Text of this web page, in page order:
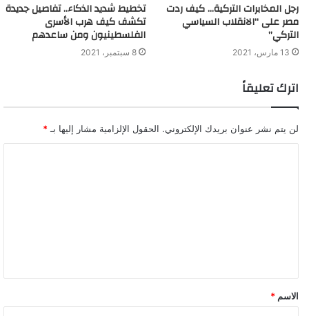
رجل المخابرات التركية… كيف ردت
مصر على “الانقلاب السياسي
التركي”
13 مارس، 2021
تخطيط شديد الذكاء.. تفاصيل جديدة
تكشف كيف هرب الأسرى
الفلسطينيون ومن ساعدهم
8 سبتمبر، 2021
اترك تعليقاً
لن يتم نشر عنوان بريدك الإلكتروني. الحقول الإلزامية مشار إليها بـ *
الاسم *